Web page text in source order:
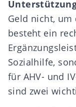
Geld nicht, um
besteht ein
Sozialhilfe,
für AHV- und
sind zwei